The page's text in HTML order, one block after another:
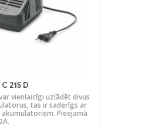
215 D
vienlaicīgi uzlādēt divus
tas ir saderīgs ar
akumulatoriem. Pieejamā